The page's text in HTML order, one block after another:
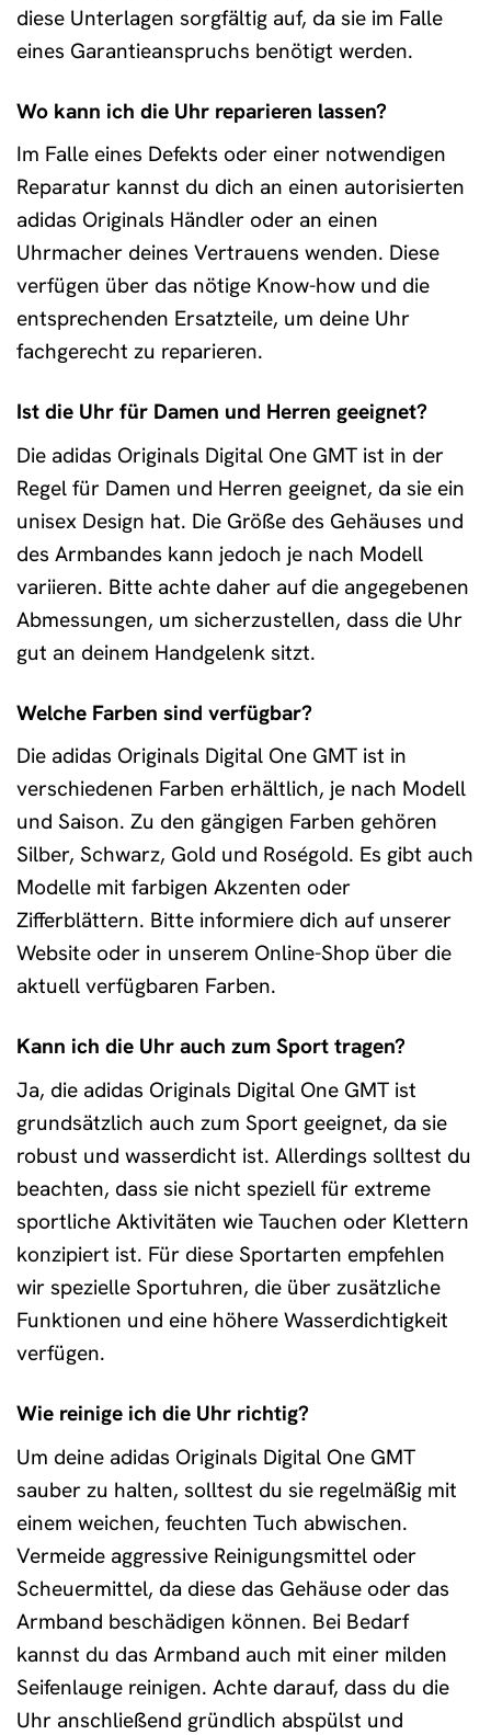
diese Unterlagen sorgfältig auf, da sie im Falle
eines Garantieanspruchs benötigt werden.
Wo kann ich die Uhr reparieren lassen?
Im Falle eines Defekts oder einer notwendigen
Reparatur kannst du dich an einen autorisierten
adidas Originals Händler oder an einen
Uhrmacher deines Vertrauens wenden. Diese
verfügen über das nötige Know-how und die
entsprechenden Ersatzteile, um deine Uhr
fachgerecht zu reparieren.
Ist die Uhr für Damen und Herren geeignet?
Die adidas Originals Digital One GMT ist in der
Regel für Damen und Herren geeignet, da sie ein
unisex Design hat. Die Größe des Gehäuses und
des Armbandes kann jedoch je nach Modell
variieren. Bitte achte daher auf die angegebenen
Abmessungen, um sicherzustellen, dass die Uhr
gut an deinem Handgelenk sitzt.
Welche Farben sind verfügbar?
Die adidas Originals Digital One GMT ist in
verschiedenen Farben erhältlich, je nach Modell
und Saison. Zu den gängigen Farben gehören
Silber, Schwarz, Gold und Roségold. Es gibt auch
Modelle mit farbigen Akzenten oder
Zifferblättern. Bitte informiere dich auf unserer
Website oder in unserem Online-Shop über die
aktuell verfügbaren Farben.
Kann ich die Uhr auch zum Sport tragen?
Ja, die adidas Originals Digital One GMT ist
grundsätzlich auch zum Sport geeignet, da sie
robust und wasserdicht ist. Allerdings solltest du
beachten, dass sie nicht speziell für extreme
sportliche Aktivitäten wie Tauchen oder Klettern
konzipiert ist. Für diese Sportarten empfehlen
wir spezielle Sportuhren, die über zusätzliche
Funktionen und eine höhere Wasserdichtigkeit
verfügen.
Wie reinige ich die Uhr richtig?
Um deine adidas Originals Digital One GMT
sauber zu halten, solltest du sie regelmäßig mit
einem weichen, feuchten Tuch abwischen.
Vermeide aggressive Reinigungsmittel oder
Scheuermittel, da diese das Gehäuse oder das
Armband beschädigen können. Bei Bedarf
kannst du das Armband auch mit einer milden
Seifenlauge reinigen. Achte darauf, dass du die
Uhr anschließend gründlich abspülst und